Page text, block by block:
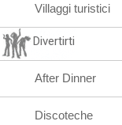
Villaggi turistici
Divertirti
After Dinner
Discoteche